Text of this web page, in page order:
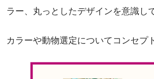
ラー、丸っとしたデザインを意識し
カラーや動物選定についてコンセプ